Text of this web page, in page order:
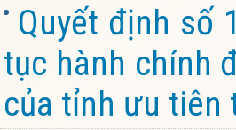
Quyết định số
tục hành chính
của tỉnh ưu tiên